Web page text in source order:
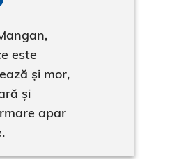
este
și mor,
și
apar